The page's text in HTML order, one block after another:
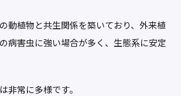
動植物と共生関係を築いており、外来植
病害虫に強い場合が多く、生態系に安定
非常に多様です。